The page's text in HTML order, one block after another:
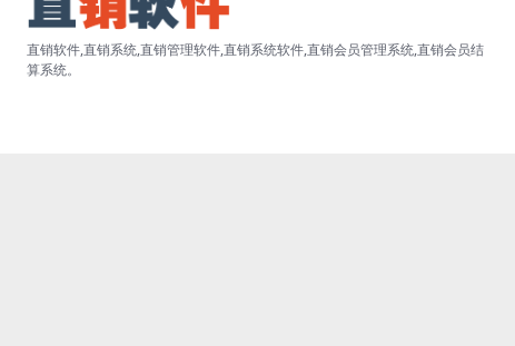
直销软件,直销系统,直销管理软件,直销系统软件,直销会员管理系统,直销会员结
算系统。